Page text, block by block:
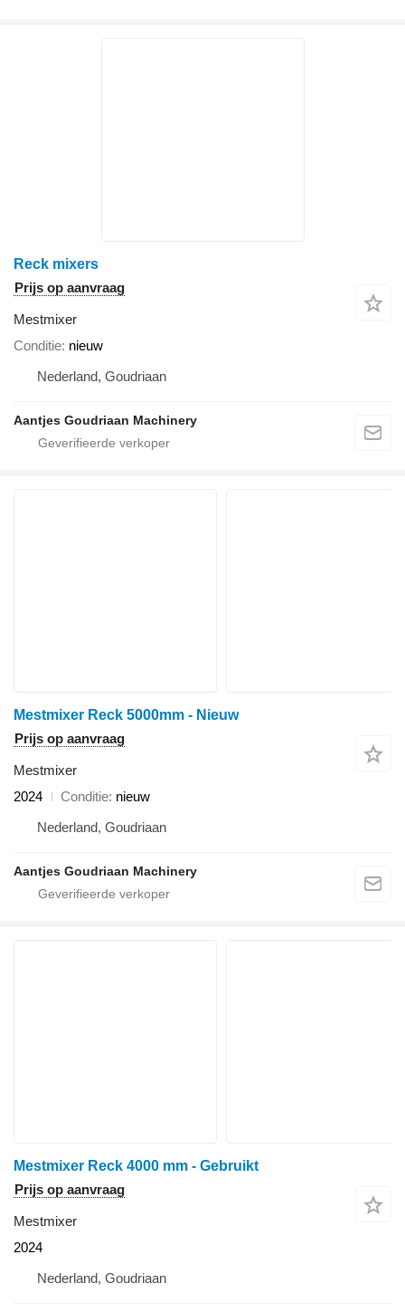
Reck mixers
Prijs op aanvraag
Mestmixer
Conditie nieuw
Nederland, Goudriaan
Aantjes Goudriaan Machinery
Mestmixer Reck 5000mm - Nieuw
Prijs op aanvraag
Mestmixer
2024
Conditie nieuw
Nederland, Goudriaan
Aantjes Goudriaan Machinery
Mestmixer Reck 4000 mm - Gebruikt
Prijs op aanvraag
Mestmixer
2024
Nederland, Goudriaan